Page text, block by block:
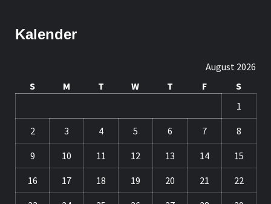
Kalender
August 2026
S
M T W T F
S
1
2 3 4 5 6 7 8
9 10 11 12 13 14 15
16 17 18 19 20 21 22